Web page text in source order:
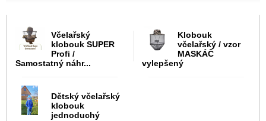
Včelařský
klobouk SUPER
Profi /
Samostatný náhr...
Klobouk
včelařský / vzor
MASKÁČ
vylepšený
Dětský včelařský
klobouk
jednoduchý